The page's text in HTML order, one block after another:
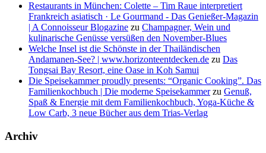
Restaurants in München: Colette – Tim Raue interpretiert
Frankreich asiatisch · Le Gourmand - Das Genießer-Magazin
| A Connoisseur Blogazine zu Champagner, Wein und
kulinarische Genüsse versüßen den November-Blues
Welche Insel ist die Schönste in der Thailändischen
Andamanen-See? | www.horizonteentdecken.de zu Das
Tongsai Bay Resort, eine Oase in Koh Samui
Die Speisekammer proudly presents: “Organic Cooking”. Das
Familienkochbuch | Die moderne Speisekammerzu Genuß,
Spaß & Energie mit dem Familienkochbuch, Yoga-Küche &
Low Carb, 3 neue Bücher aus dem Trias-Verlag
Archiv